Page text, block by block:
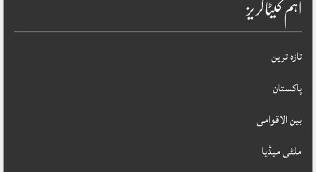
اہم کیٹاگریز
تازہ ترین
پاکستان
بین الاقوامی
ملٹی میڈیا